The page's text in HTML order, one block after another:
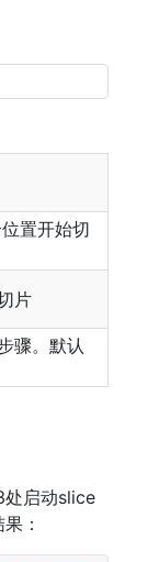
置开始切
片
骤。默认
处启动slice
：